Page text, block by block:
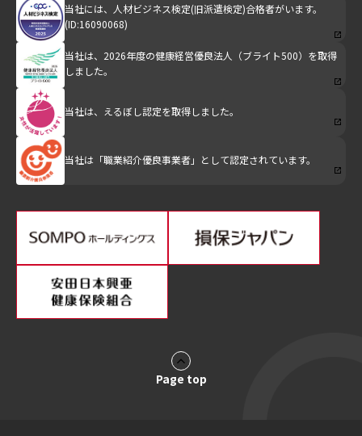
当社には、人材ビジネス検定(旧派遣検定)合格者がいます。
(ID:16090068)
当社は、2026年度の健康経営優良法人（ブライト500）を取得
しました。
当社は、えるぼし認定を取得しました。
当社は「職業紹介優良事業者」として認定されています。
Page top